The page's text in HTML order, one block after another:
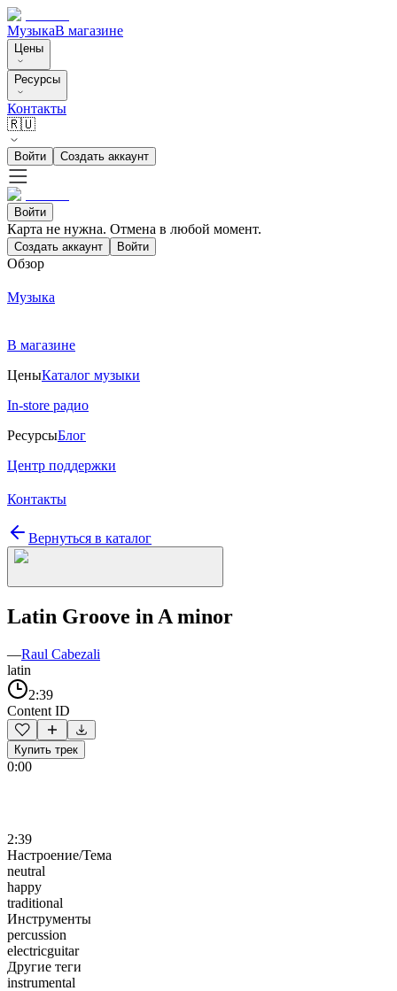
МузыкаВ магазине
Цены
Ресурсы
Контакты
🇷🇺
Войти Создать аккаунт
Войти
Карта не нужна. Отмена в любой момент.
Создать аккаунт Войти
Обзор
Музыка
В магазине
ЦеныКаталог музыки
In-store радио
РесурсыБлог
Центр поддержки
Контакты
Вернуться в каталог
Latin Groove in A minor
—Raul Cabezali
latin
2:39
Content ID
Купить трек
0:00
2:39
Настроение/Тема
neutral
happy
traditional
Инструменты
percussion
electricguitar
Другие теги
instrumental